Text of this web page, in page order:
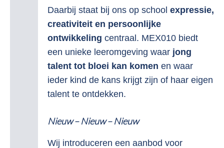
Daarbij staat bij ons op school expressie,
creativiteit en persoonlijke
ontwikkeling centraal. MEX010 biedt
een unieke leeromgeving waar jong
talent tot bloei kan komen en waar
ieder kind de kans krijgt zijn of haar eigen
talent te ontdekken.
Nieuw – Nieuw – Nieuw
Wij introduceren een aanbod voor